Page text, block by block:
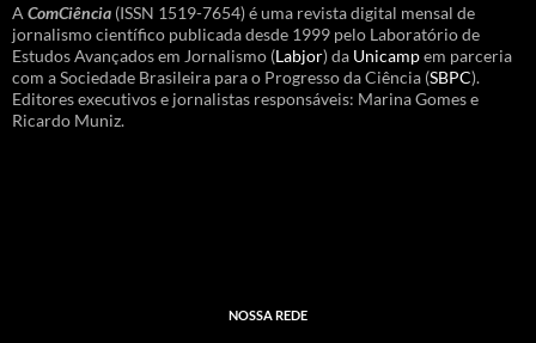
A ComCiência (ISSN 1519-7654) é uma revista digital mensal de
jornalismo científico publicada desde 1999 pelo Laboratório de
Estudos Avançados em Jornalismo (Labjor) da Unicampem parceria
com a Sociedade Brasileira para o Progresso da Ciência (SBPC).
Editores executivos e jornalistas responsáveis: Marina Gomes e
Ricardo Muniz.
NOSSA REDE